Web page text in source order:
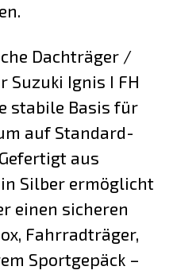
Dachträger /
Suzuki Ignis I FH
stabile Basis für
auf Standard-
aus
Silber ermöglicht
einen sicheren
Fahrradträger,
Sportgepäck –